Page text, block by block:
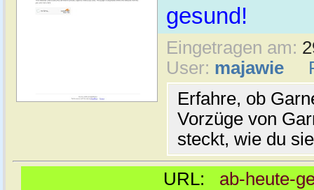
gesund!
Eingetragen am:
User: majawie
Erfahre, ob
Vorzüge von
steckt, wie du
URL: ab-heute-